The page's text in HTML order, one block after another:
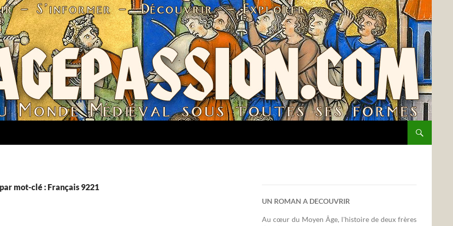
mot-clé : Français 9221
UN ROMAN A DECOUVRIR
Au cœur du Moyen Âge, l'histoire de deux frères